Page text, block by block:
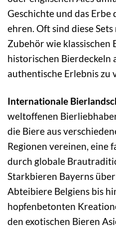
Geschichte und das
ehren. Oft sind diese
Zubehör wie klassischen
historischen Bierdeckeln
authentische Erlebnis zu
Internationale
weltoffenen
die Biere aus
Regionen vereinen, eine
durch globale
Starkbieren Bayerns
Abteibiere Belgiens bis
hopfenbetonten
den exotischen Bieren